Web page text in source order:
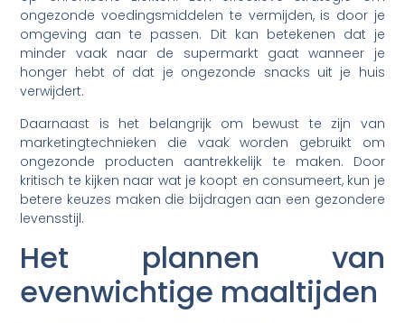
ongezonde voedingsmiddelen te vermijden, is door je
omgeving aan te passen. Dit kan betekenen dat je
minder vaak naar de supermarkt gaat wanneer je
honger hebt of dat je ongezonde snacks uit je huis
verwijdert.
Daarnaast is het belangrijk om bewust te zijn van
marketingtechnieken die vaak worden gebruikt om
ongezonde producten aantrekkelijk te maken. Door
kritisch te kijken naar wat je koopt en consumeert, kun je
betere keuzes maken die bijdragen aan een gezondere
levensstijl.
Het plannen van
evenwichtige maaltijden